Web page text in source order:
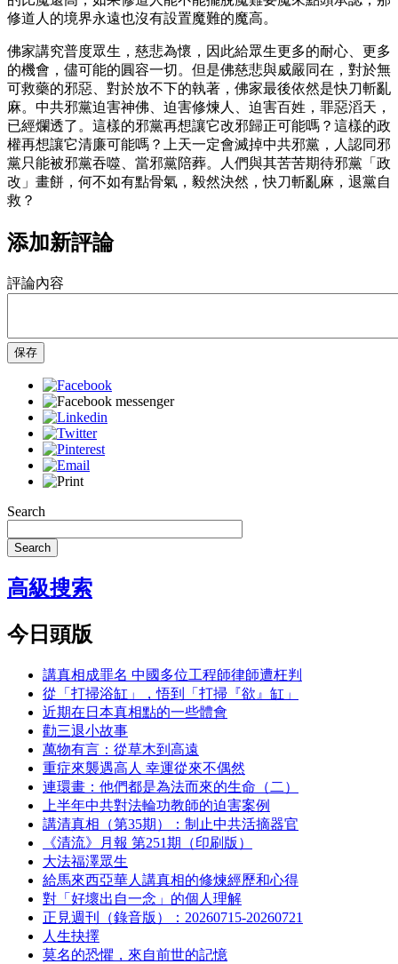
修道人的境界永遠也沒有設置魔難的魔高。
佛家講究普度眾生，慈悲為懷，因此給眾生更多的耐心、更多
的機會，儘可能的圓容一切。但是佛慈悲與威嚴同在，對於無
可救藥的邪惡、對於放不下的執著，佛家最後依然是快刀斬亂
麻。中共邪黨迫害神佛、迫害修煉人、迫害百姓，罪惡滔天，
已經爛透了。這樣的邪黨再想讓它改邪歸正可能嗎？這樣的政
權再想讓它清廉可能嗎？上天一定會滅掉中共邪黨，人認同邪
黨只能被邪黨吞噬、當邪黨陪葬。人們與其苦苦期待邪黨「政
改」畫餅，何不如有點骨氣，毅然決然，快刀斬亂麻，退黨自
救？
添加新評論
評論內容
保存
Search
Search
高級搜索
今日頭版
講真相成罪名 中國多位工程師律師遭枉判
從「打掃浴缸」，悟到「打掃『欲』缸」
近期在日本真相點的一些體會
勸三退小故事
萬物有言：從草木到高遠
重症來襲遇高人 幸運從來不偶然
連環畫：他們都是為法而來的生命（二）
上半年中共對法輪功教師的迫害案例
講清真相（第35期）：制止中共活摘器官
《清流》月報 第251期（印刷版）
大法福澤眾生
給馬來西亞華人講真相的修煉經歷和心得
對「好壞出自一念」的個人理解
正見週刊（錄音版）：20260715-20260721
人生抉擇
莫名的恐懼，來自前世的記憶